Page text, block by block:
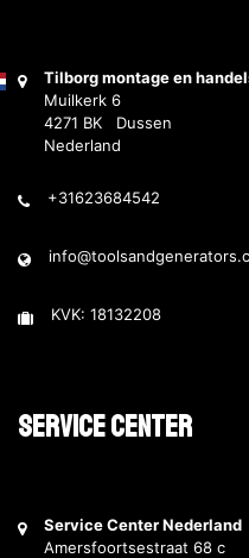
Tilborg montage en
Muilkerk 6
4271 BK Dussen
Nederland
+31623684542
KVK: 18132208
Service Center
Service Center Nederland
Amersfoortsestraat 68 c